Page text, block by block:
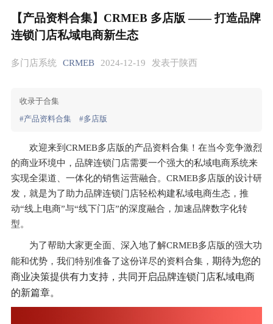
【产品资料合集】CRMEB 多店版 —— 打造品牌
连锁门店私域电商新生态
多门店系统 CRMEB 2024-12-19 发表于陕西
收录于合集
#产品资料合集
#多店版
欢迎来到CRMEB多店版的产品资料合集！在当今竞争激烈
的商业环境中，品牌连锁门店需要一个强大的私域电商系统来
实现全渠道、一体化的销售运营融合。CRMEB多店版的设计研
发，就是为了助力品牌连锁门店轻松构建私域电商生态，推
动“线上电商”与“线下门店”的深度融合，加速品牌数字化转
型。
为了帮助大家更全面、深入地了解CRMEB多店版的强大功
能和优势，我们特别准备了这份详尽的资料合集， 期待为您的
商业决策提供有力支持，共同开启品牌连锁门店私域电商
的新篇章。